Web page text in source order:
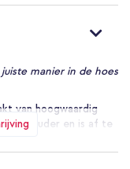
manier in de hoes
van hoogwaardig
houder en is af te
en heeft een